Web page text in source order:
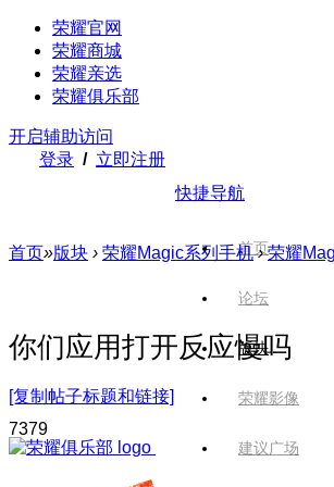
荣耀官网
荣耀商城
荣耀亲选
荣耀俱乐部
开启辅助访问
登录 / 立即注册
快捷导航
首页
论坛
版块
荣耀影像
建议广场
首页»版块 › 荣耀Magic系列手机 › 荣耀
你们应用打开反应慢吗
[复制帖子标题和链接]
7379